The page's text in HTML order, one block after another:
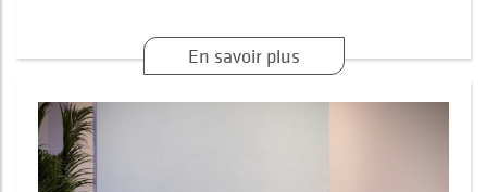
En savoir plus